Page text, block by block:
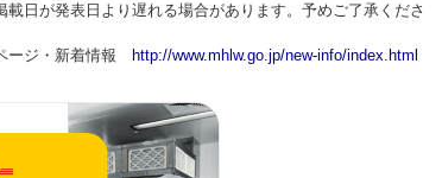
日が発表日より遅れる場合があります。予めご了承くださ
ージ・新着情報
http://www.mhlw.go.jp/new-info/index.html